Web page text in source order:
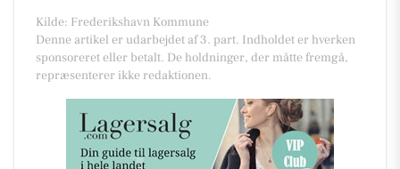
Kilde: Frederikshavn Kommune
Denne artikel er udarbejdet af 3. part. Indholdet er hverken
sponsoreret eller betalt. De holdninger, der måtte fremgå,
repræsenterer ikke redaktionen.